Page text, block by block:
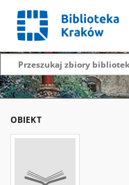
OBIEKT